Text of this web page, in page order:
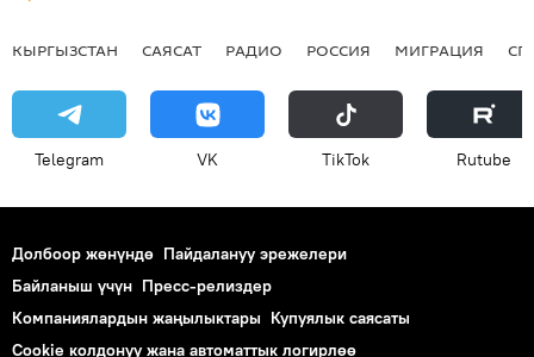
КЫРГЫЗСТАН САЯСАТ РАДИО РОССИЯ МИГРАЦИЯ
Telegram VK ТikТоk Rutube
Долбоор жөнүндө Пайдалануу эрежелери
Байланыш үчүн Пресс-релиздер
Компаниялардын жаңылыктары Купуялык саясаты
Cookie колдонуу жана автоматтык логирлөө